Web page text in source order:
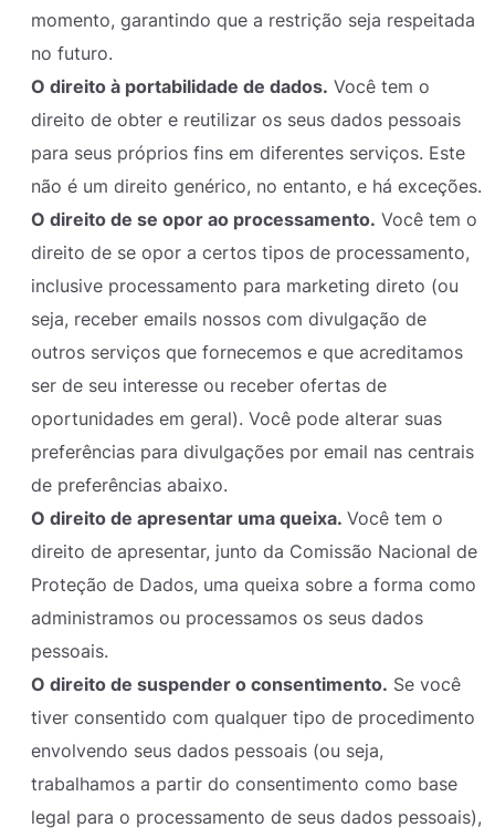
momento, garantindo que a restrição seja respeitada
no futuro.
O direito à portabilidade de dados. Você tem o
direito de obter e reutilizar os seus dados pessoais
para seus próprios fins em diferentes serviços. Este
não é um direito genérico, no entanto, e há exceções.
O direito de se opor ao processamento. Você tem o
direito de se opor a certos tipos de processamento,
inclusive processamento para marketing direto (ou
seja, receber emails nossos com divulgação de
outros serviços que fornecemos e que acreditamos
ser de seu interesse ou receber ofertas de
oportunidades em geral). Você pode alterar suas
preferências para divulgações por email nas centrais
de preferências abaixo.
O direito de apresentar uma queixa. Você tem o
direito de apresentar, junto da Comissão Nacional de
Proteção de Dados, uma queixa sobre a forma como
administramos ou processamos os seus dados
pessoais.
O direito de suspender o consentimento. Se você
tiver consentido com qualquer tipo de procedimento
envolvendo seus dados pessoais (ou seja,
trabalhamos a partir do consentimento como base
legal para o processamento de seus dados pessoais),